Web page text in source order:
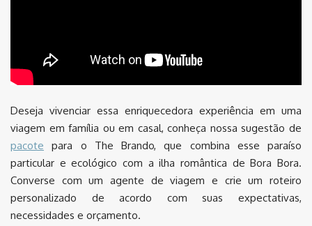
Deseja vivenciar essa enriquecedora experiência em uma
viagem em família ou em casal, conheça nossa sugestão de
pacote para o The Brando, que combina esse paraíso
particular e ecológico com a ilha romântica de Bora Bora.
Converse com um agente de viagem e crie um roteiro
personalizado de acordo com suas expectativas,
necessidades e orçamento.